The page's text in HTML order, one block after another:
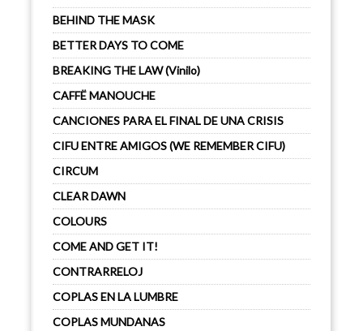
BEHIND THE MASK
BETTER DAYS TO COME
BREAKING THE LAW (Vinilo)
CAFFË MANOUCHE
CANCIONES PARA EL FINAL DE UNA CRISIS
CIFU ENTRE AMIGOS (WE REMEMBER CIFU)
CIRCUM
CLEAR DAWN
COLOURS
COME AND GET IT!
CONTRARRELOJ
COPLAS EN LA LUMBRE
COPLAS MUNDANAS